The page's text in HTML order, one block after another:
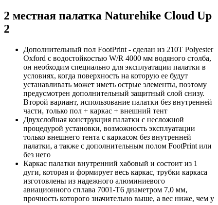
2 местная палатка Naturehike Cloud Up
2
Дополнительный пол FootPrint - сделан из 210T Polyester
Oxford с водостойкостью W/R 4000 мм водяного столба,
он необходим специально для эксплуатации палатки в
условиях, когда поверхность на которую ее будут
устанавливать может иметь острые элементы, поэтому
предусмотрен дополнительный защитный слой снизу.
Второй вариант, использование палатки без внутренней
части, только пол + каркас + внешний тент
Двухслойная конструкция палатки с несложной
процедурой установки, возможность эксплуатации
только внешнего тента с каркасом без внутренней
палатки, а также с дополнительным полом FootPrint или
без него
Каркас палатки внутренний хабовый и состоит из 1
дуги, которая и формирует весь каркас, трубки каркаса
изготовлены из надежного алюминиевого
авиационного сплава 7001-T6 диаметром 7,0 мм,
прочность которого значительно выше, а вес ниже, чем у